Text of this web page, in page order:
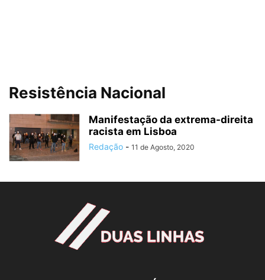
Resistência Nacional
Manifestação da extrema-direita
racista em Lisboa
Redação - 11 de Agosto, 2020